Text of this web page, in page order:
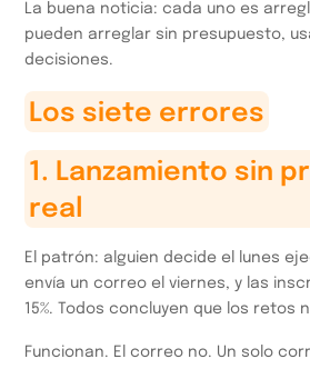
La buena noticia: cada uno es
pueden arreglar sin presupuesto,
decisiones.
Los siete errores
1. Lanzamiento sin
real
El patrón: alguien decide el lunes
envía un correo el viernes, y las
15%. Todos concluyen que los retos
Funcionan. El correo no. Un solo